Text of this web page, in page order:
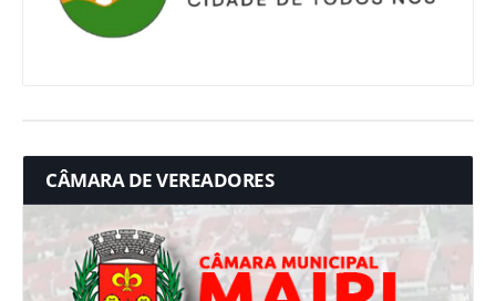
CÂMARA DE VEREADORES